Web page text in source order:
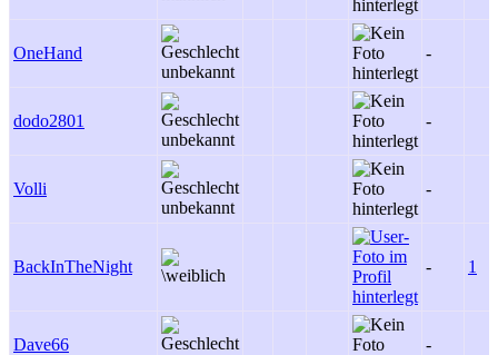
OneHand -
dodo2801 -
Volli -
BackInTheNight - 1
Dave66 -